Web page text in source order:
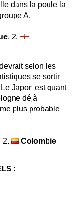
dans la poule la
A.
, 2.
selon les
se sortir
Japon est quant
déjà
plus probable
, 2. Colombie
: